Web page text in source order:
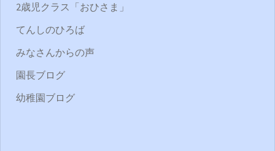
2歳児クラス「おひさま」
てんしのひろば
みなさんからの声
園長ブログ
幼稚園ブログ